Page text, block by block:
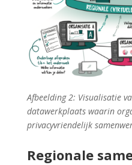
Afbeelding 2: Visualisatie
datawerkplaats waarin
privacyvriendelijk
Regionale